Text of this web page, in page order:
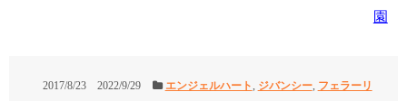
園
2017/8/23 2022/9/29 エンジェルハート, ジバンシー, フェラーリ